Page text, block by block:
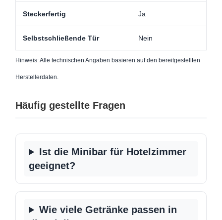
Steckerfertig Ja
Selbstschließende Tür Nein
Hinweis: Alle technischen Angaben basieren auf den bereitgestellten
Herstellerdaten.
Häufig gestellte Fragen
Ist die Minibar für Hotelzimmer
geeignet?
Wie viele Getränke passen in